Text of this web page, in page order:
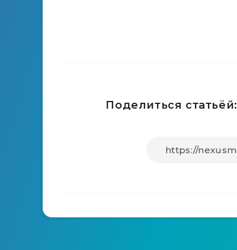
Поделиться статьёй: